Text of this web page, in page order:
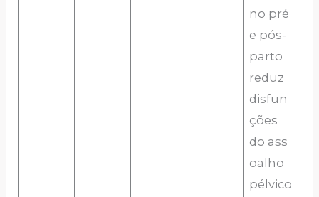
no pré
e pós-
parto
reduz
disfun
ções
do ass
oalho
pélvico